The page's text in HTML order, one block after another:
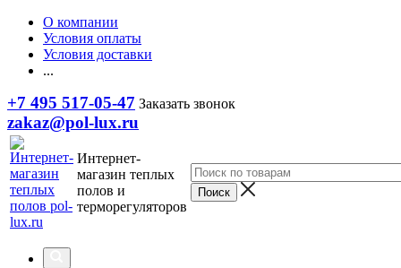
О компании
Условия оплаты
Условия доставки
...
+7 495 517-05-47 Заказать звонок
zakaz@pol-lux.ru
Интернет-
магазин теплых
полов и
терморегуляторов